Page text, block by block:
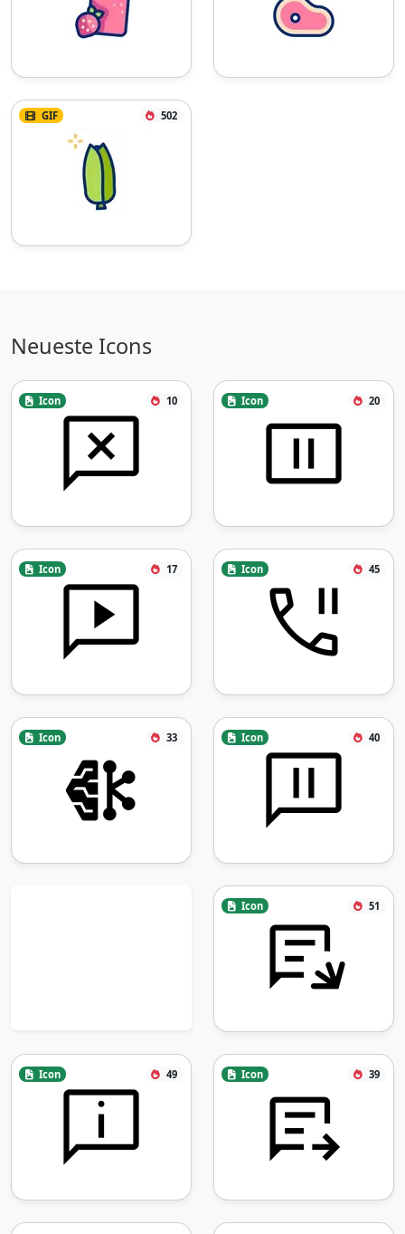
GIF 502
Neueste Icons
Icon 10 Icon 20
Icon 17 Icon 45
Icon 33 Icon 40
Icon 51
Icon 49 Icon 39